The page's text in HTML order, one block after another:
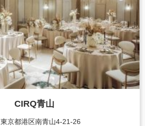
CIRQ青山
東京都港区南青山4-21-26